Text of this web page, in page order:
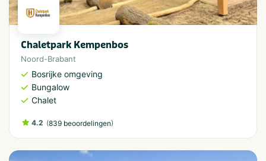
Chaletpark Kempenbos
Noord-Brabant
Bosrijke omgeving
Bungalow
Chalet
4.2 (839 beoordelingen)